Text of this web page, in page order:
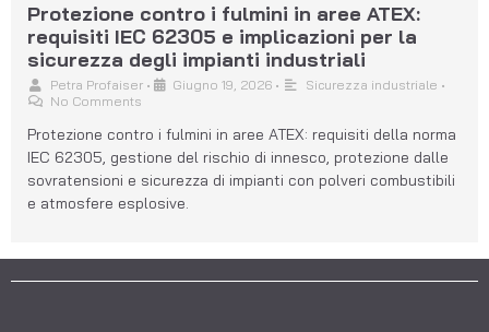
Protezione contro i fulmini in aree ATEX:
requisiti IEC 62305 e implicazioni per la
sicurezza degli impianti industriali
Petra Profaiser • Giugno 19, 2026 • Sicurezza industriale •
No Comments
Protezione contro i fulmini in aree ATEX: requisiti della norma
IEC 62305, gestione del rischio di innesco, protezione dalle
sovratensioni e sicurezza di impianti con polveri combustibili
e atmosfere esplosive.